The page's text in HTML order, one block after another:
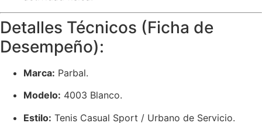
Detalles Técnicos (Ficha de
Desempeño):
Marca: Parbal.
Modelo: 4003 Blanco.
Estilo: Tenis Casual Sport / Urbano de Servicio.